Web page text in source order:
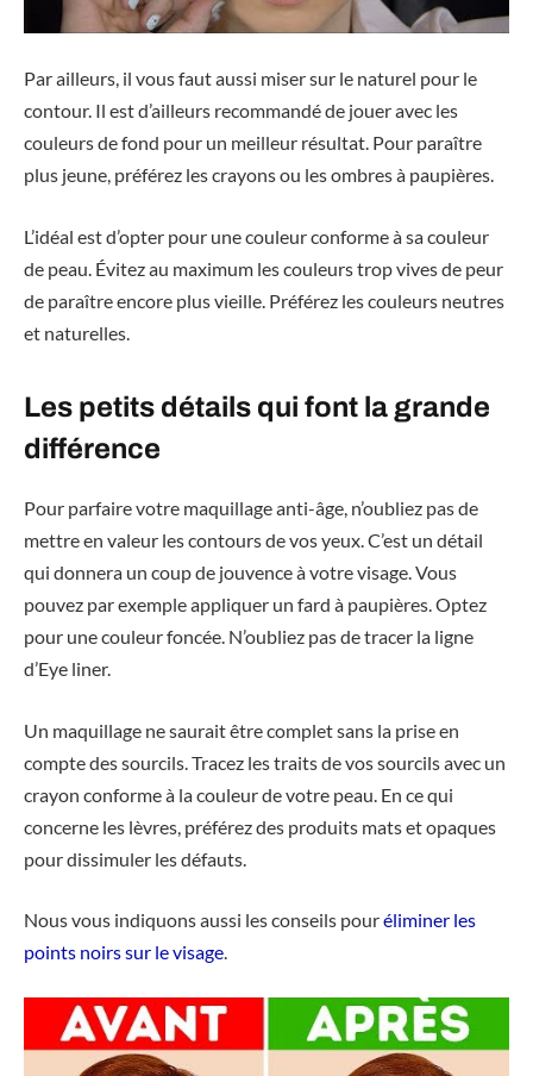
Par ailleurs, il vous faut aussi miser sur le naturel pour le
contour. Il est d’ailleurs recommandé de jouer avec les
couleurs de fond pour un meilleur résultat. Pour paraître
plus jeune, préférez les crayons ou les ombres à paupières.
L’idéal est d’opter pour une couleur conforme à sa couleur
de peau. Évitez au maximum les couleurs trop vives de peur
de paraître encore plus vieille. Préférez les couleurs neutres
et naturelles.
Les petits détails qui font la grande
différence
Pour parfaire votre maquillage anti-âge, n’oubliez pas de
mettre en valeur les contours de vos yeux. C’est un détail
qui donnera un coup de jouvence à votre visage. Vous
pouvez par exemple appliquer un fard à paupières. Optez
pour une couleur foncée. N’oubliez pas de tracer la ligne
d’Eye liner.
Un maquillage ne saurait être complet sans la prise en
compte des sourcils. Tracez les traits de vos sourcils avec un
crayon conforme à la couleur de votre peau. En ce qui
concerne les lèvres, préférez des produits mats et opaques
pour dissimuler les défauts.
Nous vous indiquons aussi les conseils pouréliminer les
points noirs sur le visage.